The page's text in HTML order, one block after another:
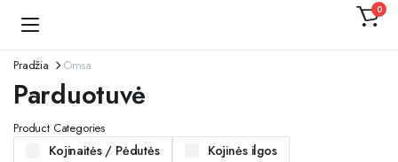
0
Pradžia Omsa
Parduotuvė
Product Categories
Kojinaitės / Pėdutės
Kojinės ilgos